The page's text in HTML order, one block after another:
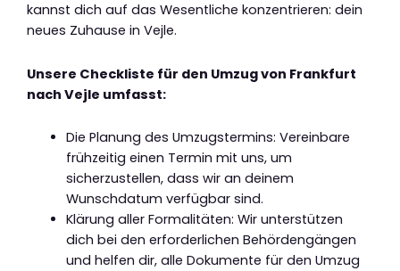
kannst dich auf das Wesentliche konzentrieren: dein
neues Zuhause in Vejle.
Unsere Checkliste für den Umzug von Frankfurt
nach Vejle umfasst:
Die Planung des Umzugstermins: Vereinbare
frühzeitig einen Termin mit uns, um
sicherzustellen, dass wir an deinem
Wunschdatum verfügbar sind.
Klärung aller Formalitäten: Wir unterstützen
dich bei den erforderlichen Behördengängen
und helfen dir, alle Dokumente für den Umzug